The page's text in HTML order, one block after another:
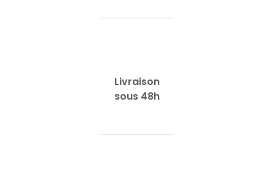
Livraison
sous 48h